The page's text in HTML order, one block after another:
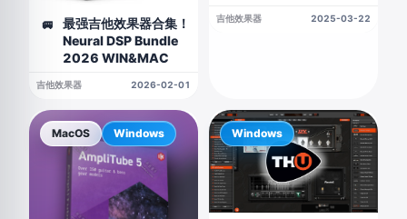
🚐
最强吉他效果器合集！
Neural DSP Bundle
2026 WIN&MAC
吉他效果器 2026-02-01
吉他效果器 2025-03-22
MacOS Windows Windows